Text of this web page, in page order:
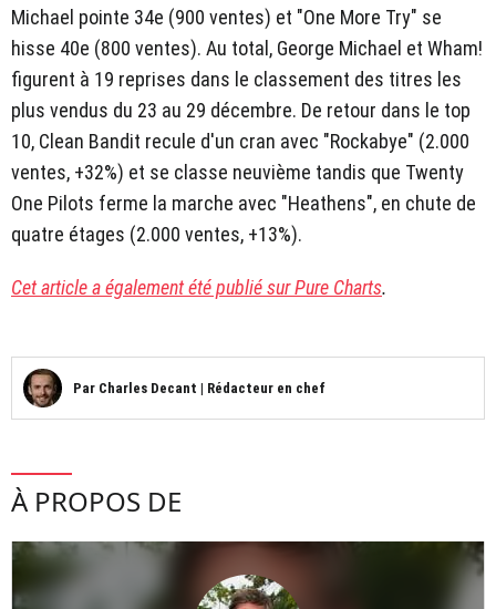
Michael pointe 34e (900 ventes) et "One More Try" se
hisse 40e (800 ventes). Au total, George Michael et Wham!
figurent à 19 reprises dans le classement des titres les
plus vendus du 23 au 29 décembre. De retour dans le top
10, Clean Bandit recule d'un cran avec "Rockabye" (2.000
ventes, +32%) et se classe neuvième tandis que Twenty
One Pilots ferme la marche avec "Heathens", en chute de
quatre étages (2.000 ventes, +13%).
Cet article a également été publié sur Pure Charts.
Par Charles Decant | Rédacteur en chef
À PROPOS DE